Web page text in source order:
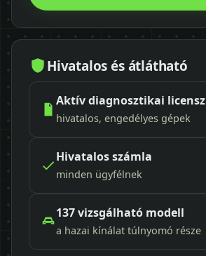
Hivatalos és átlátható
Aktív diagnosztikai licensz
hivatalos, engedélyes gépek
Hivatalos számla
minden ügyfélnek
137 vizsgálható modell
a hazai kínálat túlnyomó része